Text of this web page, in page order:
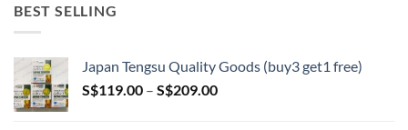
BEST SELLING
Japan Tengsu Quality Goods (buy3 get1 free)
S$119.00 – S$209.00Price